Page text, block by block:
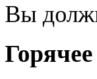
Вы
Горячее